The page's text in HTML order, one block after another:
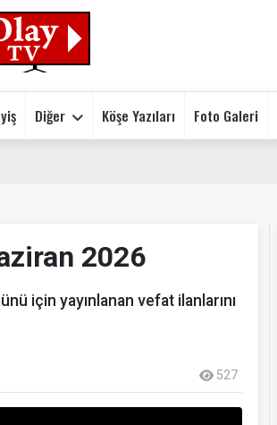
Diğer Köşe Yazıları Foto Galeri
2026
için yayınlanan vefat ilanlarını
527